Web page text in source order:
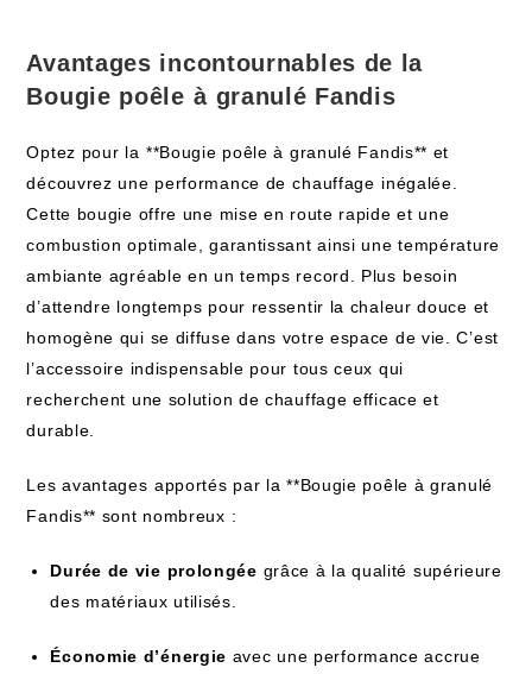
Avantages incontournables de la
Bougie poêle à⁢ granulé Fandis
Optez pour la ⁣**Bougie poêle à granulé Fandis** et
découvrez une performance de ⁤chauffage⁣ inégalée.
Cette bougie offre une mise en route rapide et ‌une
combustion optimale, garantissant ainsi une température
ambiante agréable en un temps record. Plus⁢ besoin
d’attendre longtemps pour ressentir la​ chaleur douce et
homogène qui se diffuse dans votre‍ espace de vie. C’est
l’accessoire indispensable pour tous ceux qui
recherchent une solution de chauffage efficace et
durable.
Les ‍avantages ⁢apportés par la​ **Bougie poêle‍ à granulé
Fandis** sont nombreux :
Durée de vie prolongée grâce à la qualité supérieure
des‌ matériaux utilisés.
Économie d’énergie avec une performance accrue